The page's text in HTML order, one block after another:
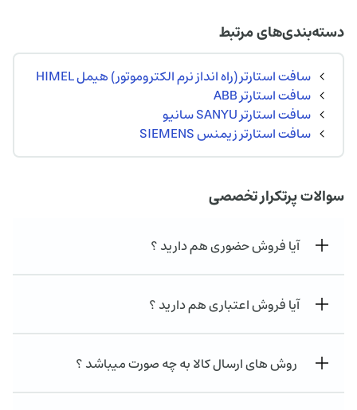
دسته‌بندی‌های مرتبط
سافت استارتر (راه انداز نرم الکتروموتور) هیمل HIMEL
سافت استارتر ABB
سافت استارتر SANYU سانیو
سافت استارتر زیمنس SIEMENS
سوالات پرتکرار تخصصی
آیا فروش حضوری هم دارید ؟
آیا فروش اعتباری هم دارید ؟
روش های ارسال کالا به چه صورت میباشد ؟